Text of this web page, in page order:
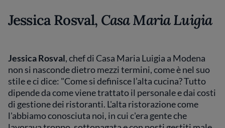
Jessica Rosval, Casa Maria Luigia
Jessica Rosval, chef di Casa Maria Luigia a Modena
non si nasconde dietro mezzi termini, come è nel suo
stile e ci dice: "Come si definisce l’alta cucina? Tutto
dipende da come viene trattato il personale e dai costi
di gestione dei ristoranti. L'alta ristorazione come
l'abbiamo conosciuta noi, in cui c'era gente che